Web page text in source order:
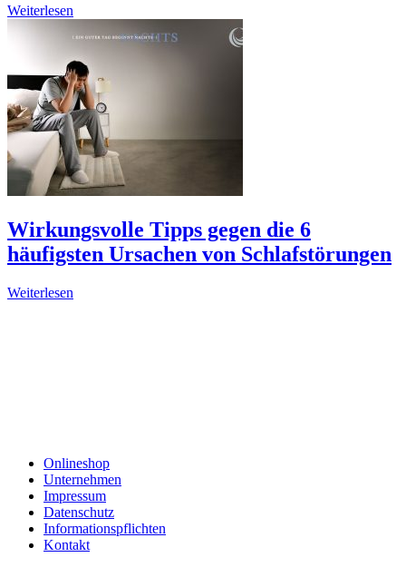
Weiterlesen
Wirkungsvolle Tipps gegen die 6
häufigsten Ursachen von Schlafstörungen
Weiterlesen
Onlineshop
Unternehmen
Impressum
Datenschutz
Informationspflichten
Kontakt